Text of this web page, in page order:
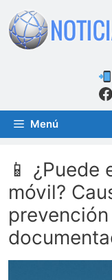
Saltar
contenido
Menú
📱
móvil?